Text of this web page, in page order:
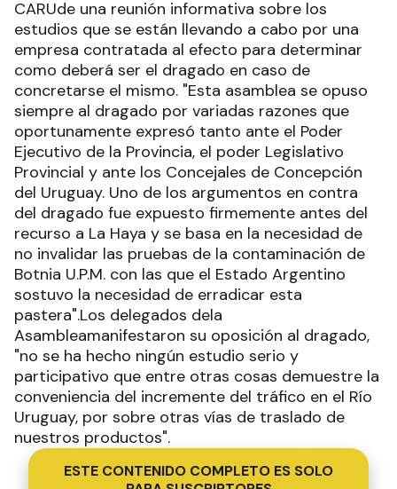
CARUde una reunión informativa sobre los
estudios que se están llevando a cabo por una
empresa contratada al efecto para determinar
como deberá ser el dragado en caso de
concretarse el mismo. "Esta asamblea se opuso
siempre al dragado por variadas razones que
oportunamente expresó tanto ante el Poder
Ejecutivo de la Provincia, el poder Legislativo
Provincial y ante los Concejales de Concepción
del Uruguay. Uno de los argumentos en contra
del dragado fue expuesto firmemente antes del
recurso a La Haya y se basa en la necesidad de
no invalidar las pruebas de la contaminación de
Botnia U.P.M. con las que el Estado Argentino
sostuvo la necesidad de erradicar esta
pastera".Los delegados dela
Asambleamanifestaron su oposición al dragado,
"no se ha hecho ningún estudio serio y
participativo que entre otras cosas demuestre la
conveniencia del incremente del tráfico en el Río
Uruguay, por sobre otras vías de traslado de
nuestros productos".
ESTE CONTENIDO COMPLETO ES SOLO